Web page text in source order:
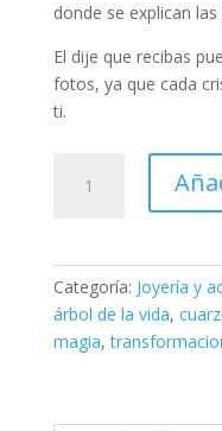
donde se explican
El dije que recibas
fotos, ya que cada
ti.
Árbol
Amatista
Categoría: Joyería y
árbol de la vida,
magia,